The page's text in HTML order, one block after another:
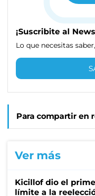
¡Suscribite al
Lo que necesitas
Para compartir en
Ver más
Kicillof dio el
límite a la